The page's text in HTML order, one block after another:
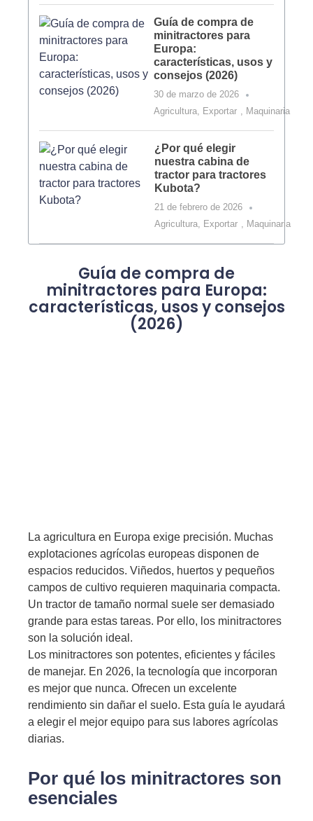
Guía de compra de
minitractores para
Europa:
características, usos y
consejos (2026)
30 de marzo de 2026
Agricultura, Exportar , Maquinaria
¿Por qué elegir
nuestra cabina de
tractor para tractores
Kubota?
21 de febrero de 2026
Agricultura, Exportar , Maquinaria
Guía de compra de
minitractores para Europa:
características, usos y consejos
(2026)
La agricultura en Europa exige precisión. Muchas
explotaciones agrícolas europeas disponen de
espacios reducidos. Viñedos, huertos y pequeños
campos de cultivo requieren maquinaria compacta.
Un tractor de tamaño normal suele ser demasiado
grande para estas tareas. Por ello, los minitractores
son la solución ideal.
Los minitractores son potentes, eficientes y fáciles
de manejar. En 2026, la tecnología que incorporan
es mejor que nunca. Ofrecen un excelente
rendimiento sin dañar el suelo. Esta guía le ayudará
a elegir el mejor equipo para sus labores agrícolas
diarias.
Por qué los minitractores son
esenciales